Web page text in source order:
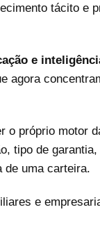
tácito e
e
agora
o próprio motor
tipo de
de uma carteira.
e